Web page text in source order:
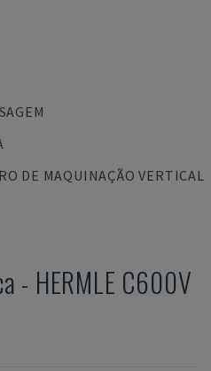
DE MAQUINAÇÃO VERTICAL
- HERMLE C600V